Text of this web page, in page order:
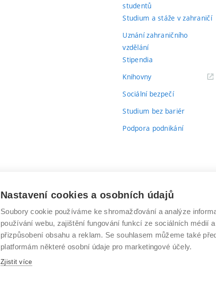
studentů
Studium a stáže v zahraničí
Uznání zahraničního
vzdělání
Stipendia
Knihovny(externí
Sociální bezpečí
Studium bez bariér
Podpora podnikání
Vysoké
učení
technické
v
VYSOKÉ UČENÍ
Antonínská 548/1
602 00 Brno
Nastavení cookies a osobních údajů
Soubory cookie používáme ke shromažďování a analýze
používání webu, zajištění fungování funkcí ze sociálních médií
přizpůsobení obsahu a reklam. Se souhlasem můžeme také
platformám některé osobní údaje pro marketingové účely.
Zjistit více